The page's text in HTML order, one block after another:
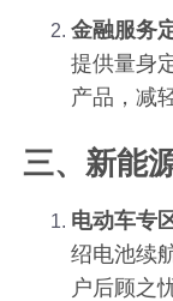
金融服务
提供量身
产品，减
三、新能
电动车专
绍电池续
户后顾之